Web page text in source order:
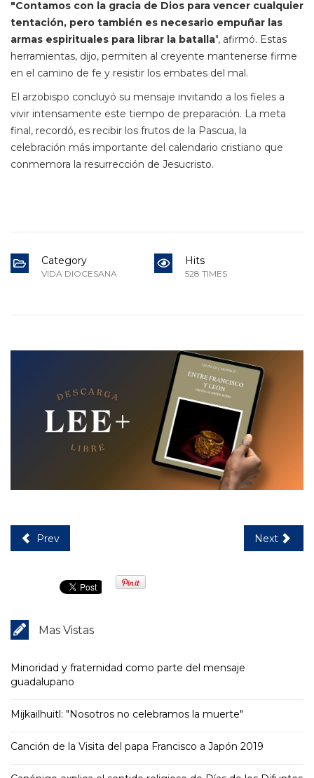
"Contamos con la gracia de Dios para vencer cualquier
tentación, pero también es necesario empuñar las
armas espirituales para librar la batalla", afirmó. Estas
herramientas, dijo, permiten al creyente mantenerse firme
en el camino de fe y resistir los embates del mal.
El arzobispo concluyó su mensaje invitando a los fieles a
vivir intensamente este tiempo de preparación. La meta
final, recordó, es recibir los frutos de la Pascua, la
celebración más importante del calendario cristiano que
conmemora la resurrección de Jesucristo.
Category
VIDA DIOCESANA
Hits
528 TIMES
Prev Next
Mas Vistas
Minoridad y fraternidad como parte del mensaje
guadalupano
Mijkailhuitl: "Nosotros no celebramos la muerte"
Canción de la Visita del papa Francisco a Japón 2019